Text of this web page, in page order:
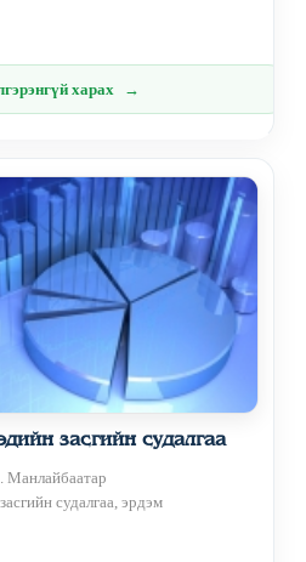
харах
засгийн судалгаа
Манлайбаатар
судалгаа, эрдэм